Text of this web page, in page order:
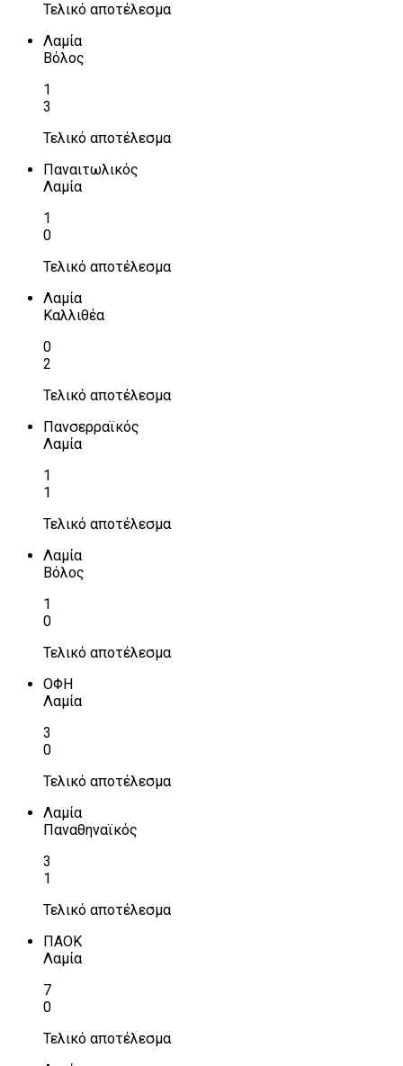
Τελικό αποτέλεσμα
Λαμία
Βόλος
1
3
Τελικό αποτέλεσμα
Παναιτωλικός
Λαμία
1
0
Τελικό αποτέλεσμα
Λαμία
Καλλιθέα
0
2
Τελικό αποτέλεσμα
Πανσερραϊκός
Λαμία
1
1
Τελικό αποτέλεσμα
Λαμία
Βόλος
1
0
Τελικό αποτέλεσμα
ΟΦΗ
Λαμία
3
0
Τελικό αποτέλεσμα
Λαμία
Παναθηναϊκός
3
1
Τελικό αποτέλεσμα
ΠΑΟΚ
Λαμία
7
0
Τελικό αποτέλεσμα